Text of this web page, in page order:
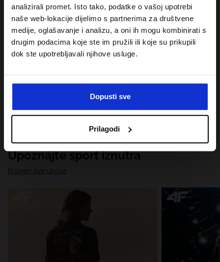
analizirali promet. Isto tako, podatke o vašoj upotrebi
naše web-lokacije dijelimo s partnerima za društvene
medije, oglašavanje i analizu, a oni ih mogu kombinirati s
drugim podacima koje ste im pružili ili koje su prikupili
dok ste upotrebljavali njihove usluge.
Dopusti sve
Prilagodi
Upoznajte sport iznutra
Provjeri sve unose